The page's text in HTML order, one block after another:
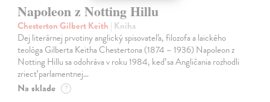
Napoleon z Notting Hillu
Chesterton Gilbert Keith | Kniha
Dej literárnej prvotiny anglický spisovateľa, filozofa a laického
teológa Gilberta Keitha Chestertona (1874 – 1936) Napoleon z
Notting Hillu sa odohráva v roku 1984, keď sa Angličania rozhodli
zriecť parlamentnej…
Na sklade ?